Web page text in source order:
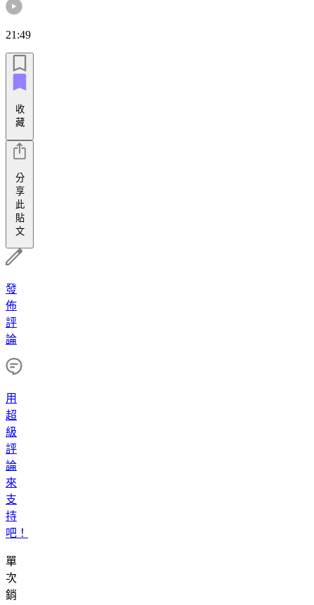
21:49
收
藏
分
享
此
貼
文
發
佈
評
論
用
超
級
評
論
來
支
持
吧！
單
次
銷